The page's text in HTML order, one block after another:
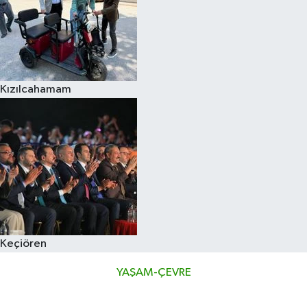
Kızılcahamam
Keçiören
YAŞAM-ÇEVRE